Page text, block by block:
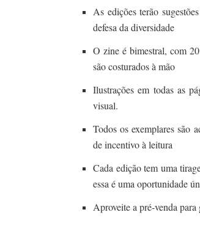
As edições terão
defesa da diversidade
O zine é bimestral, com
são costurados à mão
Ilustrações em todas as
visual.
Todos os exemplares são
de incentivo à leitura
Cada edição tem uma
essa é uma oportunidade
Aproveite a pré-venda